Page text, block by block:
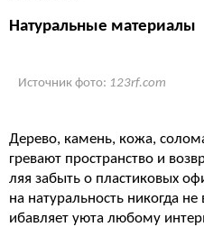
Натуральные материалы
Источник фото: 123rf.com
Дерево, камень, кожа,
гревают пространство и
ляя забыть о пластиковых
на натуральность никогда
ибавляет уюта любому